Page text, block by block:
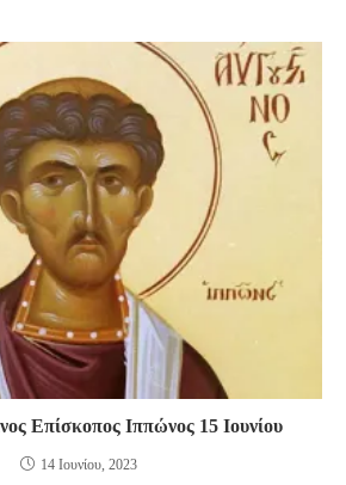
Επίσκοπος Ιππώνος 15 Ιουνίου
14 Ιουνίου, 2023